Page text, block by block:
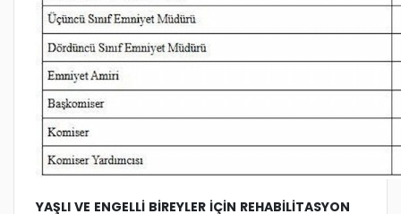
YAŞLI VE ENGELLİ BİREYLER İÇİN REHABİLİTASYON